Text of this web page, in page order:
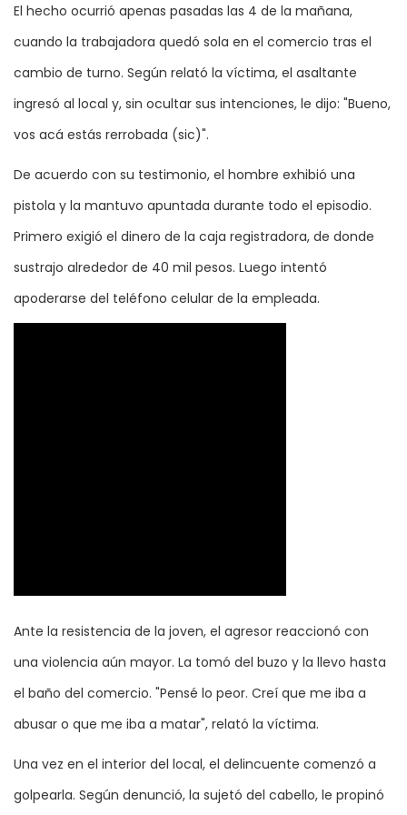
El hecho ocurrió apenas pasadas las 4 de la mañana,
cuando la trabajadora quedó sola en el comercio tras el
cambio de turno. Según relató la víctima, el asaltante
ingresó al local y, sin ocultar sus intenciones, le dijo: "Bueno,
vos acá estás rerrobada (sic)".
De acuerdo con su testimonio, el hombre exhibió una
pistola y la mantuvo apuntada durante todo el episodio.
Primero exigió el dinero de la caja registradora, de donde
sustrajo alrededor de 40 mil pesos. Luego intentó
apoderarse del teléfono celular de la empleada.
Ante la resistencia de la joven, el agresor reaccionó con
una violencia aún mayor. La tomó del buzo y la llevo hasta
el baño del comercio. "Pensé lo peor. Creí que me iba a
abusar o que me iba a matar", relató la víctima.
Una vez en el interior del local, el delincuente comenzó a
golpearla. Según denunció, la sujetó del cabello, le propinó